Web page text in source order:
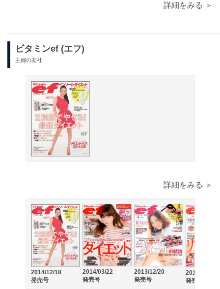
詳細をみる ＞
ビタミンef (エフ)
主婦の友社
詳細をみる ＞
2014/12/18
発売号
2014/03/22
発売号
2013/12/20
発売号
2013/09/23
発売号